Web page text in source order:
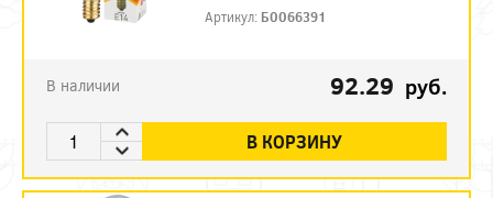
Артикул: Б0066391
В наличии 92.29 руб.
В КОРЗИНУ